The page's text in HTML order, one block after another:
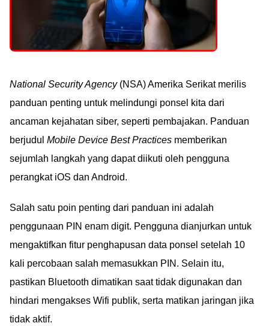
National Security Agency(NSA) Amerika Serikat merilis
panduan penting untuk melindungi ponsel kita dari
ancaman kejahatan siber, seperti pembajakan. Panduan
berjudul Mobile Device Best Practices memberikan
sejumlah langkah yang dapat diikuti oleh pengguna
perangkat iOS dan Android.
Salah satu poin penting dari panduan ini adalah
penggunaan PIN enam digit. Pengguna dianjurkan untuk
mengaktifkan fitur penghapusan data ponsel setelah 10
kali percobaan salah memasukkan PIN. Selain itu,
pastikan Bluetooth dimatikan saat tidak digunakan dan
hindari mengakses Wifi publik, serta matikan jaringan jika
tidak aktif.